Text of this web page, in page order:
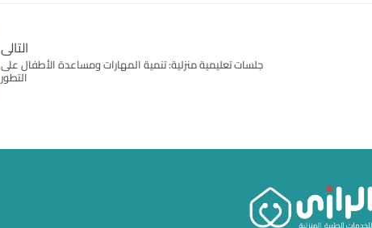
التالى
جلسات تعليمية منزلية: تنمية المهارات ومساعدة الأطفال على
التطور